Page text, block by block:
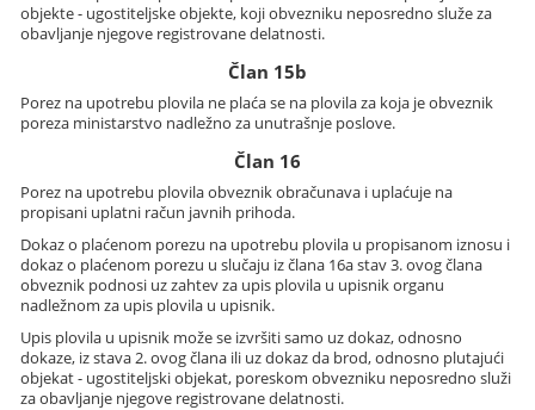
objekte - ugostiteljske objekte, koji obvezniku neposredno služe za
obavljanje njegove registrovane delatnosti.
Član 15b
Porez na upotrebu plovila ne plaća se na plovila za koja je obveznik
poreza ministarstvo nadležno za unutrašnje poslove.
Član 16
Porez na upotrebu plovila obveznik obračunava i uplaćuje na
propisani uplatni račun javnih prihoda.
Dokaz o plaćenom porezu na upotrebu plovila u propisanom iznosu i
dokaz o plaćenom porezu u slučaju iz člana 16a stav 3. ovog člana
obveznik podnosi uz zahtev za upis plovila u upisnik organu
nadležnom za upis plovila u upisnik.
Upis plovila u upisnik može se izvršiti samo uz dokaz, odnosno
dokaze, iz stava 2. ovog člana ili uz dokaz da brod, odnosno plutajući
objekat - ugostiteljski objekat, poreskom obvezniku neposredno služi
za obavljanje njegove registrovane delatnosti.